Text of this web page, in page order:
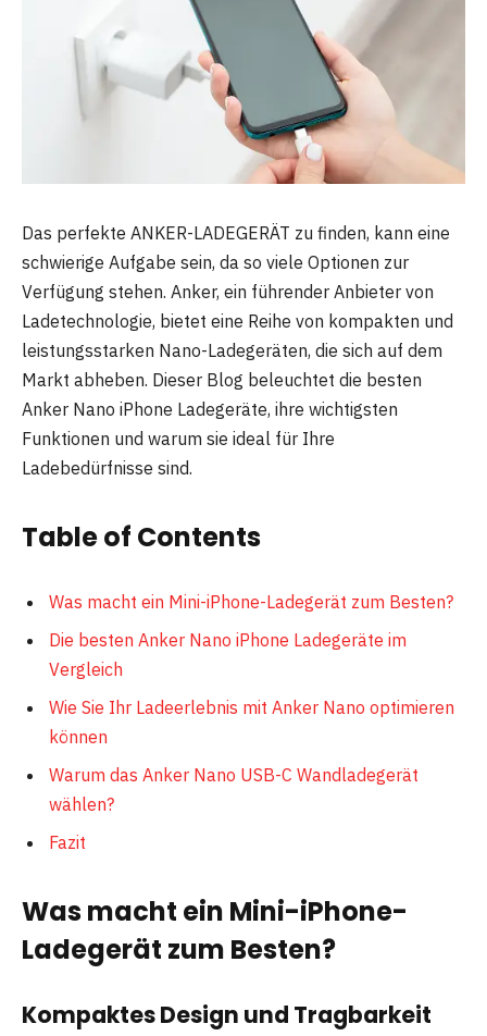
Das perfekte ANKER-LADEGERÄT zu finden, kann eine
schwierige Aufgabe sein, da so viele Optionen zur
Verfügung stehen. Anker, ein führender Anbieter von
Ladetechnologie, bietet eine Reihe von kompakten und
leistungsstarken Nano-Ladegeräten, die sich auf dem
Markt abheben. Dieser Blog beleuchtet die besten
Anker Nano iPhone Ladegeräte, ihre wichtigsten
Funktionen und warum sie ideal für Ihre
Ladebedürfnisse sind.
Table of Contents
Was macht ein Mini-iPhone-Ladegerät zum Besten?
Die besten Anker Nano iPhone Ladegeräte im
Vergleich
Wie Sie Ihr Ladeerlebnis mit Anker Nano optimieren
können
Warum das Anker Nano USB-C Wandladegerät
wählen?
Fazit
Was macht ein Mini-iPhone-
Ladegerät zum Besten?
Kompaktes Design und Tragbarkeit